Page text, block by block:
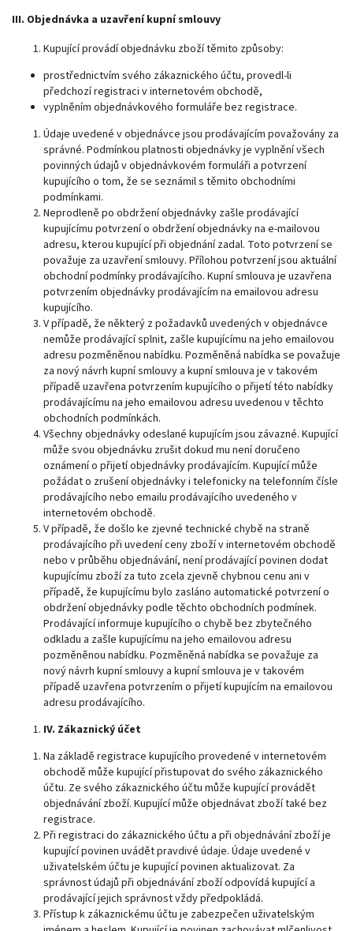
III. Objednávka a uzavření kupní smlouvy
Kupující provádí objednávku zboží těmito způsoby:
prostřednictvím svého zákaznického účtu, provedl-li
předchozí registraci v internetovém obchodě,
vyplněním objednávkového formuláře bez registrace.
Údaje uvedené v objednávce jsou prodávajícím považovány za
správné. Podmínkou platnosti objednávky je vyplnění všech
povinných údajů v objednávkovém formuláři a potvrzení
kupujícího o tom, že se seznámil s těmito obchodními
podmínkami.
Neprodleně po obdržení objednávky zašle prodávající
kupujícímu potvrzení o obdržení objednávky na e-mailovou
adresu, kterou kupující při objednání zadal. Toto potvrzení se
považuje za uzavření smlouvy. Přílohou potvrzení jsou aktuální
obchodní podmínky prodávajícího. Kupní smlouva je uzavřena
potvrzením objednávky prodávajícím na emailovou adresu
kupujícího.
V případě, že některý z požadavků uvedených v objednávce
nemůže prodávající splnit, zašle kupujícímu na jeho emailovou
adresu pozměněnou nabídku. Pozměněná nabídka se považuje
za nový návrh kupní smlouvy a kupní smlouva je v takovém
případě uzavřena potvrzením kupujícího o přijetí této nabídky
prodávajícímu na jeho emailovou adresu uvedenou v těchto
obchodních podmínkách.
Všechny objednávky odeslané kupujícím jsou závazné. Kupující
může svou objednávku zrušit dokud mu není doručeno
oznámení o přijetí objednávky prodávajícím. Kupující může
požádat o zrušení objednávky i telefonicky na telefonním čísle
prodávajícího nebo emailu prodávajícího uvedeného v
internetovém obchodě.
V případě, že došlo ke zjevné technické chybě na straně
prodávajícího při uvedení ceny zboží v internetovém obchodě
nebo v průběhu objednávání, není prodávající povinen dodat
kupujícímu zboží za tuto zcela zjevně chybnou cenu ani v
případě, že kupujícímu bylo zasláno automatické potvrzení o
obdržení objednávky podle těchto obchodních podmínek.
Prodávající informuje kupujícího o chybě bez zbytečného
odkladu a zašle kupujícímu na jeho emailovou adresu
pozměněnou nabídku. Pozměněná nabídka se považuje za
nový návrh kupní smlouvy a kupní smlouva je v takovém
případě uzavřena potvrzením o přijetí kupujícím na emailovou
adresu prodávajícího.
IV. Zákaznický účet
Na základě registrace kupujícího provedené v internetovém
obchodě může kupující přistupovat do svého zákaznického
účtu. Ze svého zákaznického účtu může kupující provádět
objednávání zboží. Kupující může objednávat zboží také bez
registrace.
Při registraci do zákaznického účtu a při objednávání zboží je
kupující povinen uvádět pravdivé údaje. Údaje uvedené v
uživatelském účtu je kupující povinen aktualizovat. Za
správnost údajů při objednávání zboží odpovídá kupující a
prodávající jejich správnost vždy předpokládá.
Přístup k zákaznickému účtu je zabezpečen uživatelským